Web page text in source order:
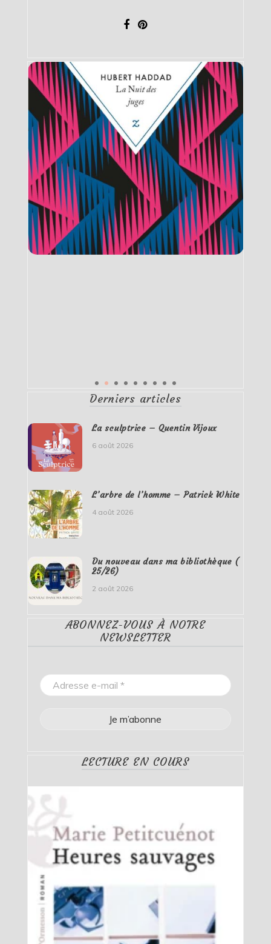
Derniers articles
La sculptrice – Quentin Vijoux
6 août 2026
L’arbre de l’homme – Patrick White
4 août 2026
Du nouveau dans ma bibliothèque (
25/26)
2 août 2026
ABONNEZ-VOUS À NOTRE
NEWSLETTER
LECTURE EN COURS